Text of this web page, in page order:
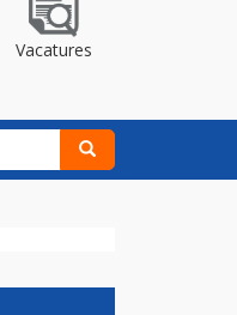
Vacatures